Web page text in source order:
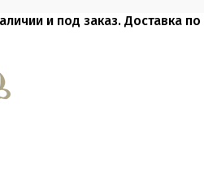
и под заказ. Доставка по